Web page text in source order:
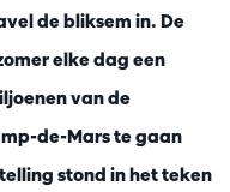
de bliksem in. De
elke dag een
van de
de-Mars te gaan
stond in het teken